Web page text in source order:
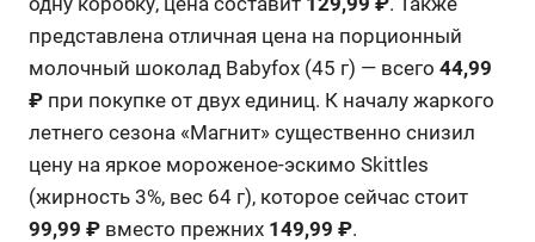
представлена отличная цена на порционный
молочный шоколад Babyfox (45 г) — всего 44,99
₽ при покупке от двух единиц. К началу жаркого
летнего сезона «Магнит» существенно снизил
цену на яркое мороженое-эскимо Skittles
(жирность 3%, вес 64 г), которое сейчас стоит
99,99 ₽ вместо прежних 149,99 ₽.